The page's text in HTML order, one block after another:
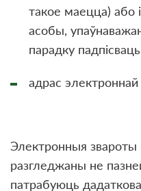
такое маецца) або
асобы,
парадку
адрас
Электронныя звароты
разгледжаны не
патрабуюць